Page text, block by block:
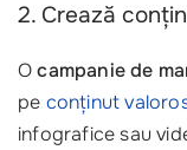
2. Crează
Ocampanie de
pe conținut
infografice sau